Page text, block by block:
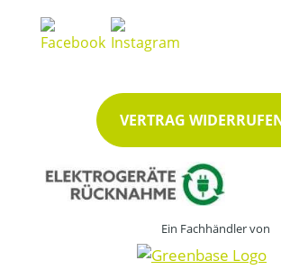
VERTRAG
Ein Fachhändler von